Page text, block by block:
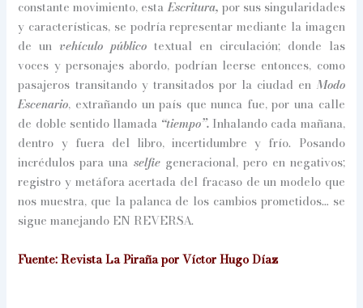
constante movimiento, estaEscritura, por sus singularidades
y características, se podría representar mediante la imagen
de unvehículo público textual en circulación; donde las
voces y personajes abordo, podrían leerse entonces, como
pasajeros transitando y transitados por la ciudad en Modo
Escenario, extrañando un país que nunca fue, por una calle
de doble sentido llamada “tiempo”. Inhalando cada mañana,
dentro y fuera del libro, incertidumbre y frío. Posando
incrédulos para una selfiegeneracional, pero en negativos;
registro y metáfora acertada del fracaso de un modelo que
nos muestra, que la palanca de los cambios prometidos… se
sigue manejando EN REVERSA.
Fuente: Revista La Piraña por Víctor Hugo Díaz